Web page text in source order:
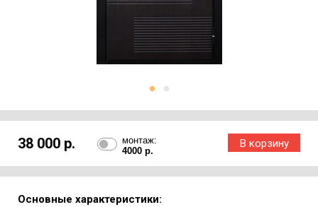
38 000 р.
монтаж:
4000 р.
Основные характеристики: